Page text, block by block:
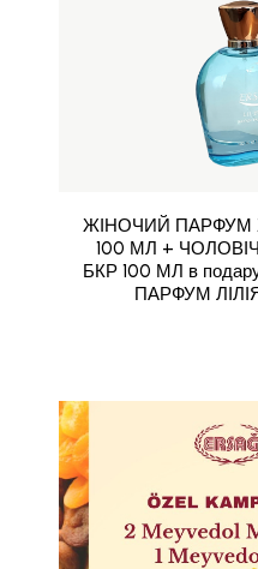
ЖІНОЧИЙ ПАРФУМ
100 МЛ +
БКР 100 МЛ в
ПАРФУМ